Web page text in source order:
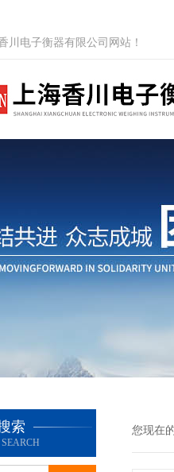
川电子衡器有限公司网站！
索 您现在